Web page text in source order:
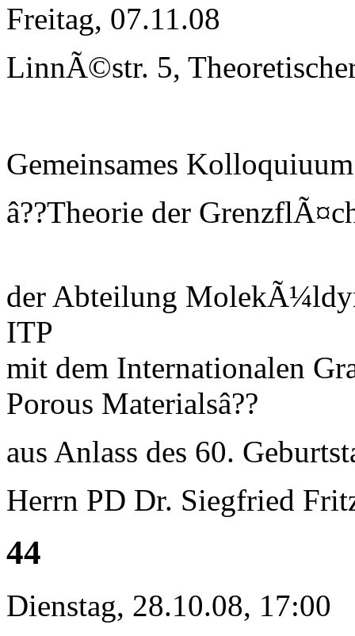
Freitag, 07.11.08
LinnÃ©str. 5,
Gemeinsames
â??Theorie der
der Abteilung
ITP
mit dem Internationalen
Porous Materialsâ??
aus Anlass des 60.
Herrn PD Dr. Siegfried
44
Dienstag, 28.10.08, 17:00